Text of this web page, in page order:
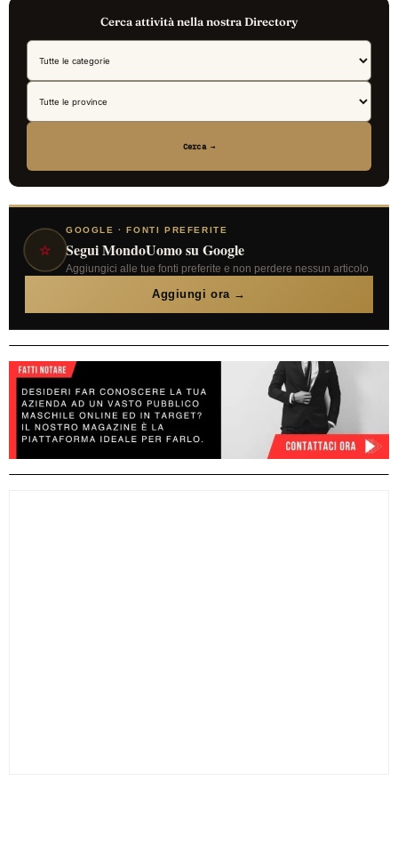
Cerca attività nella nostra Directory
Cerca →
⭐
GOOGLE · FONTI PREFERITE
Segui MondoUomo su Google
Aggiungici alle tue fonti preferite e non perdere nessun articolo
Aggiungi ora →